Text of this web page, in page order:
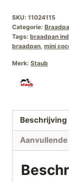
SKU: 11024115
Categorie:
Tags: braadpan
braadpan, mini
Merk: Staub
Beschrijving